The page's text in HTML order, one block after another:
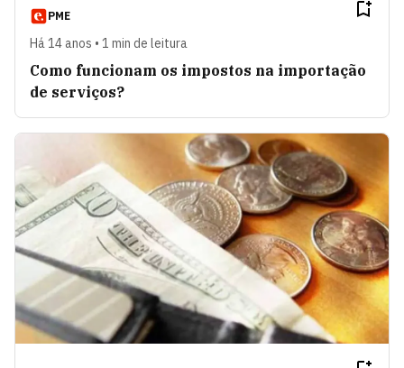
PME
Há 14 anos • 1 min de leitura
Como funcionam os impostos na importação
de serviços?